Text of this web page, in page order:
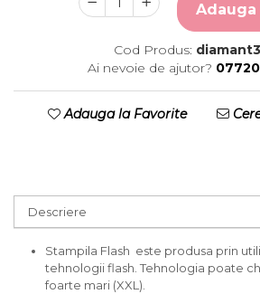
Cod Produs:
Ai nevoie de ajutor?
Adauga la Favorite
Descriere
Stampila Flash este produsa prin
tehnologii flash. Tehnologia poate
foarte mari (XXL).